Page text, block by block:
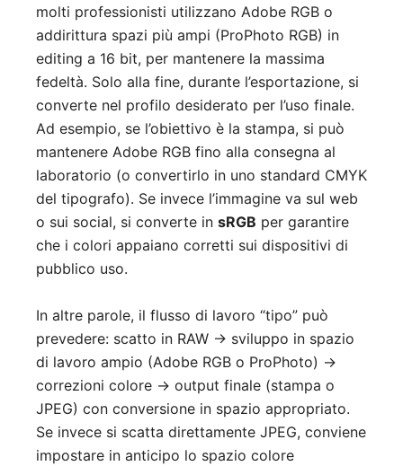
molti professionisti utilizzano Adobe RGB o
addirittura spazi più ampi (ProPhoto RGB) in
editing a 16 bit, per mantenere la massima
fedeltà. Solo alla fine, durante l’esportazione, si
converte nel profilo desiderato per l’uso finale.
Ad esempio, se l’obiettivo è la stampa, si può
mantenere Adobe RGB fino alla consegna al
laboratorio (o convertirlo in uno standard CMYK
del tipografo). Se invece l’immagine va sul web
o sui social, si converte in sRGB per garantire
che i colori appaiano corretti sui dispositivi di
pubblico uso.
In altre parole, il flusso di lavoro “tipo” può
prevedere: scatto in RAW → sviluppo in spazio
di lavoro ampio (Adobe RGB o ProPhoto) →
correzioni colore → output finale (stampa o
JPEG) con conversione in spazio appropriato.
Se invece si scatta direttamente JPEG, conviene
impostare in anticipo lo spazio colore